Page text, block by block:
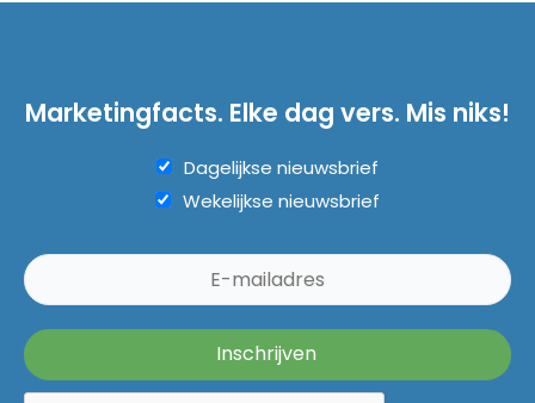
Marketingfacts. Elke dag vers. Mis niks!
Dagelijkse nieuwsbrief
Wekelijkse nieuwsbrief